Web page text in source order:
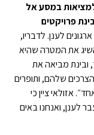
במסע אל
פרויקטים
לענן. לדבריו,
את המטרה שהיא
ובינת מביאה את
שלהם, ותופרים
אזולאי ציין כי
לענן, ואנחנו באים